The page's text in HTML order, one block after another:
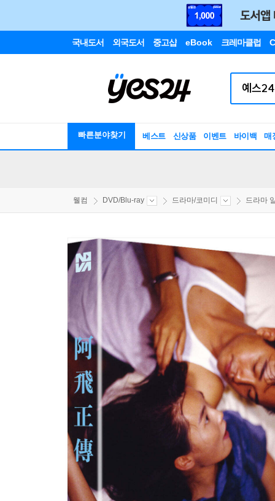
국내도서 외국도서 중고샵 eBook 크레마클럽
빠른분야찾기 베스트 신상품 이벤트 바이백 매
웰컴 DVD/Blu-ray 드라마/코미디 드라마